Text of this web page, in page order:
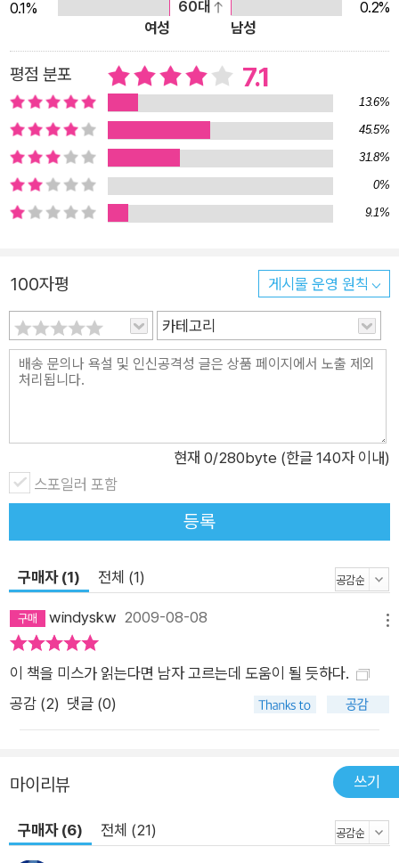
0.1%
60대
0.2%
여성
남성
평점 분포 7.1
13.6%
45.5%
31.8%
0%
9.1%
100자평 게시물 운영 원칙
카테고리
현재 0/280byte (한글 140자 이내)
스포일러 포함
등록
구매자 (1) 전체 (1)
windyskw 2009-08-08
이 책을 미스가 읽는다면 남자 고르는데 도움이 될 듯하다.
공감 (2) 댓글 (0)
마이리뷰 쓰기
구매자 (6) 전체 (21)